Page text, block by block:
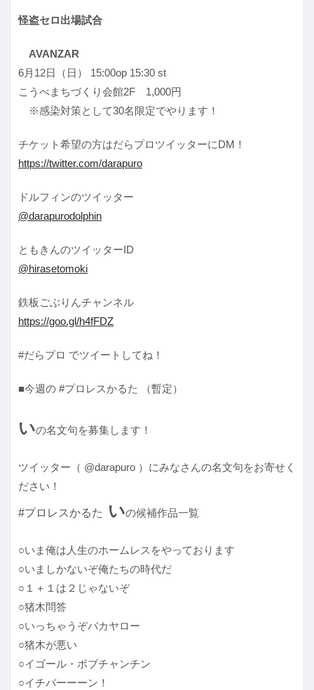
怪盗セロ出場試合
AVANZAR
6月12日（日） 15:00op 15:30 st
こうべまちづくり会館2F 1,000円
※感染対策として30名限定でやります！
チケット希望の方はだらプロツイッターにDM！
https://twitter.com/darapuro
ドルフィンのツイッター
@darapurodolphin
ともきんのツイッターID
@hirasetomoki
鉄板ごぶりんチャンネル
https://goo.gl/h4fFDZ
#だらプロ でツイートしてね！
■今週の #プロレスかるた （暫定）
いの名文句を募集します！
ツイッター（ @darapuro ）にみなさんの名文句をお寄せく
ださい！
#プロレスかるた いの候補作品一覧
○いま俺は人生のホームレスをやっております
○いましかないぞ俺たちの時代だ
○１＋１は２じゃないぞ
○猪木問答
○いっちゃうぞバカヤロー
○猪木が悪い
○イゴール・ボブチャンチン
○イチバーーーン！